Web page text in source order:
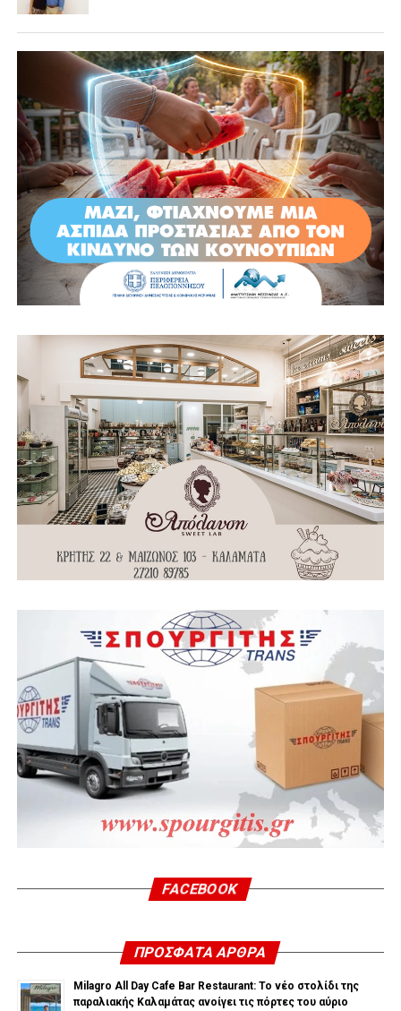
FACEBOOK
ΠΡΌΣΦΑΤΑ ΆΡΘΡΑ
Milagro All Day Cafe Bar Restaurant: Το νέο στολίδι της
παραλιακής Καλαμάτας ανοίγει τις πόρτες του αύριο